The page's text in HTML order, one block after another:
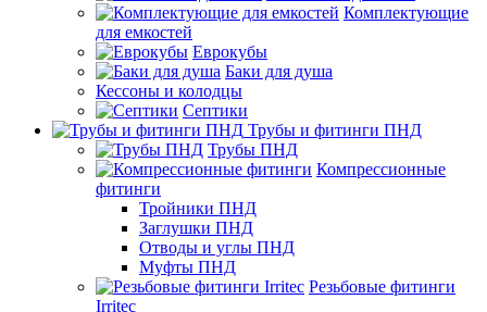
Комплектующие
для емкостей
Еврокубы
Баки для душа
Кессоны и колодцы
Септики
Трубы и фитинги ПНД
Трубы ПНД
Компрессионные
фитинги
Тройники ПНД
Заглушки ПНД
Отводы и углы ПНД
Муфты ПНД
Резьбовые фитинги
Irritec